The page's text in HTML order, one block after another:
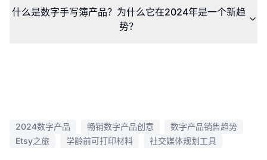
什么是数字手写簿产品？为什么它在2024年是一个新趋
势？
2024数字产品 畅销数字产品创意
数字产品销售趋势
Etsy之旅
学龄前可打印材料 社交媒体规划工具